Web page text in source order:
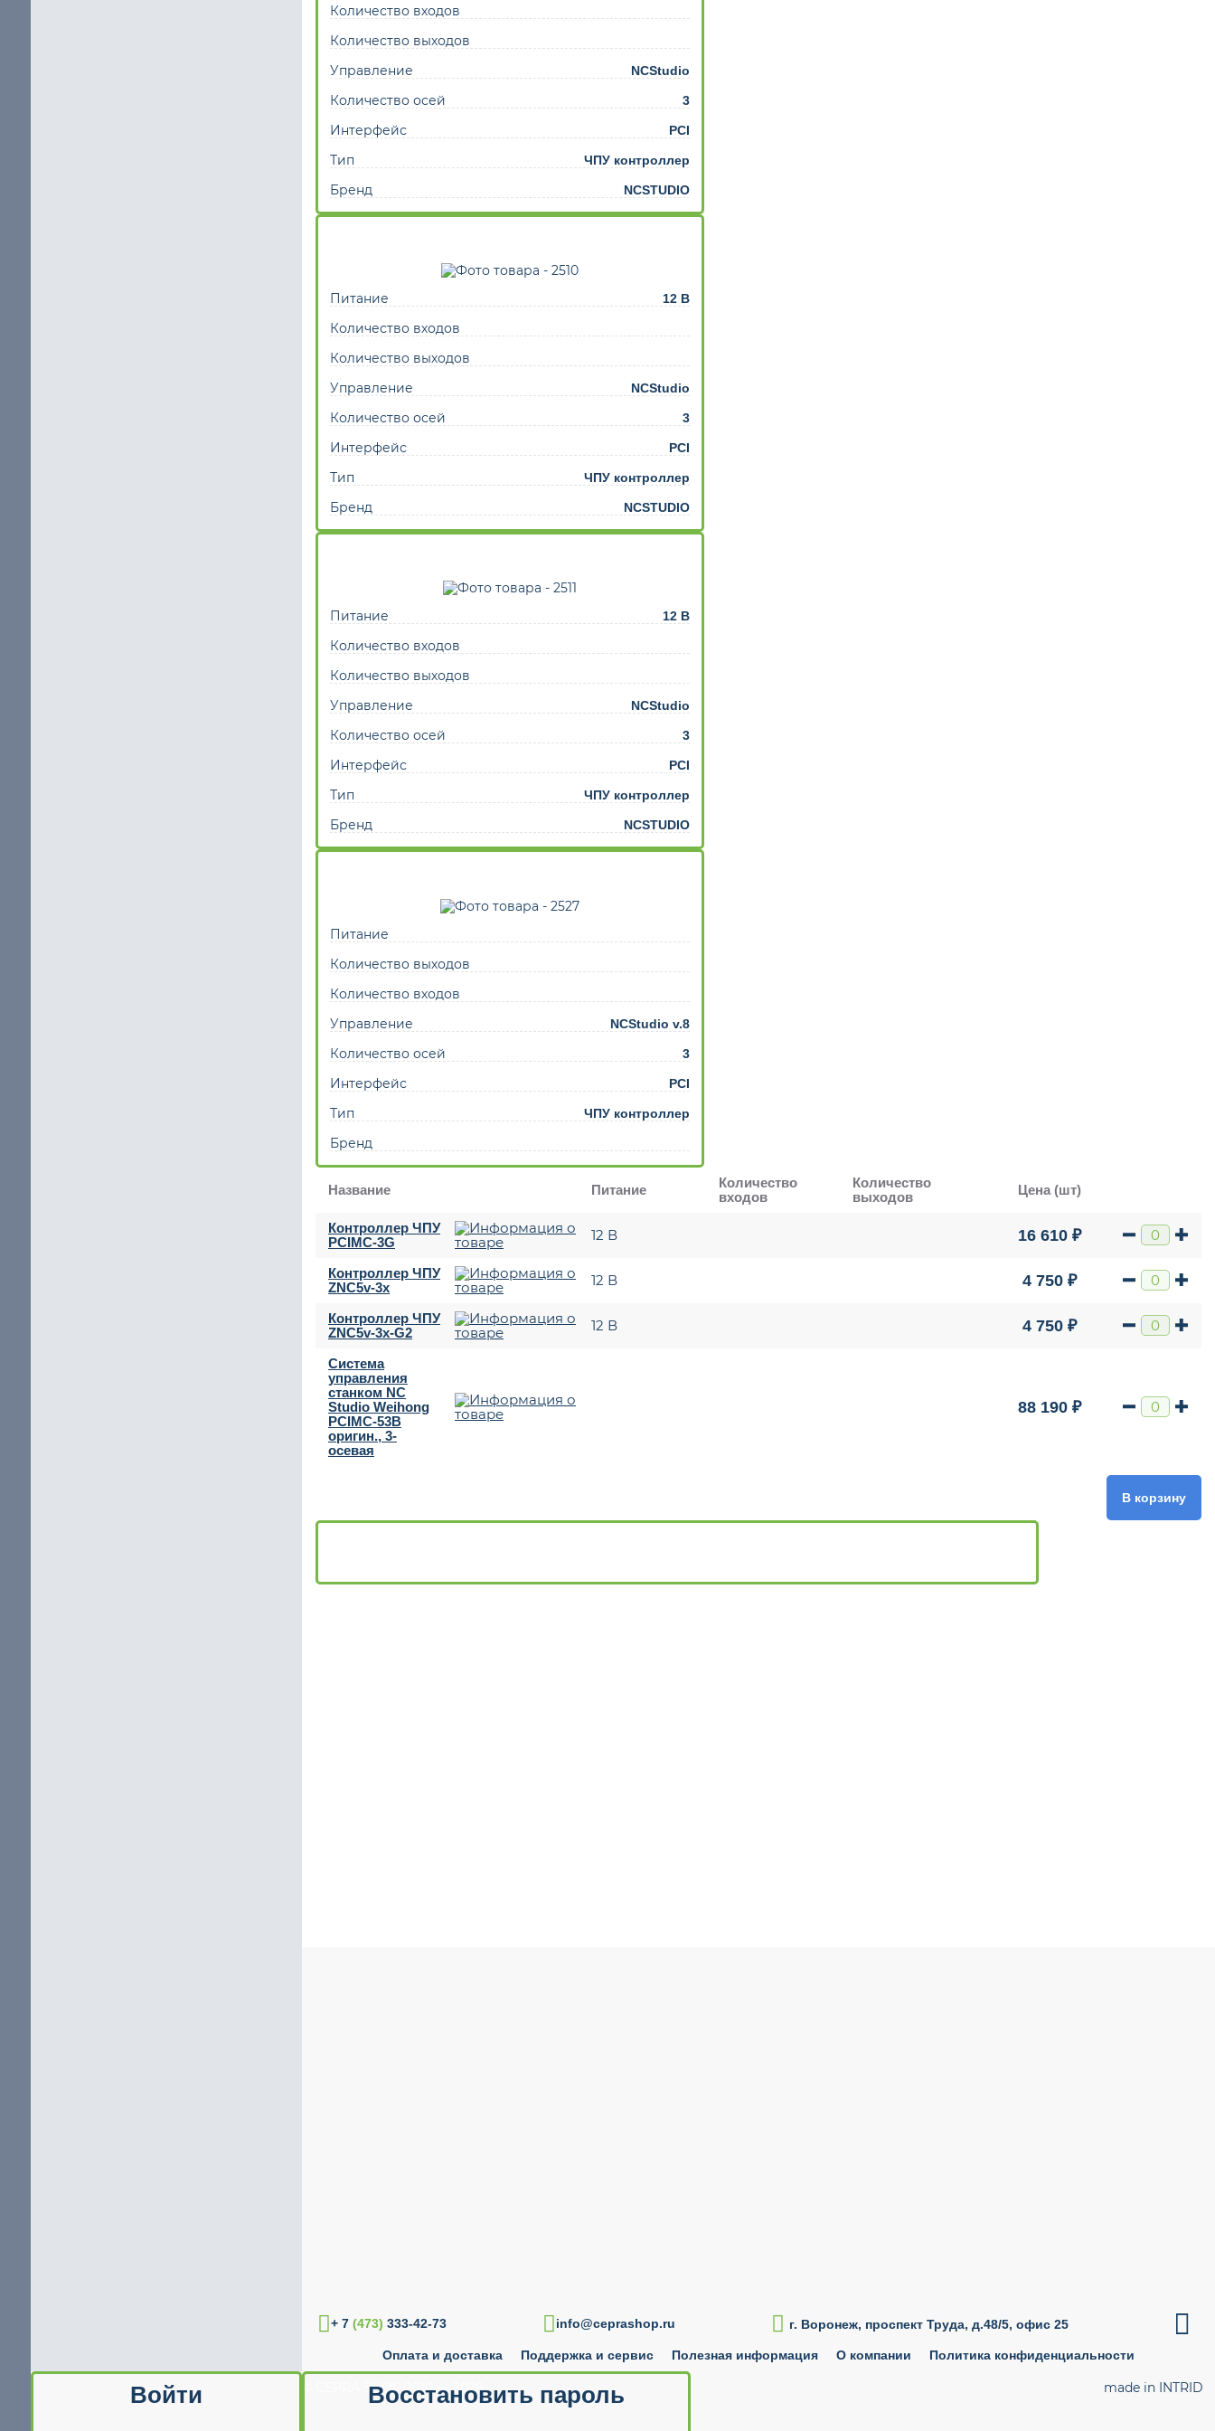
Шаговый двигатель с повышенным крутящим моментом
Количество входов
Количество выходов
Управление
NCStudio
Количество осей 3
Интерфейс PCI
Тип ЧПУ контроллер
Бренд NCSTUDIO
Питание 12 В
Количество входов
Количество выходов
Управление
NCStudio
Количество осей 3
Интерфейс PCI
Тип ЧПУ контроллер
Бренд NCSTUDIO
Питание 12 В
Количество входов
Количество выходов
Управление
NCStudio
Количество осей 3
Интерфейс PCI
Тип ЧПУ контроллер
Бренд NCSTUDIO
Питание
Количество выходов
Количество входов
Управление
NCStudio v.8
Количество осей 3
Интерфейс PCI
Тип ЧПУ контроллер
Бренд
Название Питание
Количество
входов
Количество
выходов
Цена (шт)
Контроллер ЧПУ
PCIMC-3G
12 В 16 610 ₽
Контроллер ЧПУ
ZNC5v-3x
12 В 4 750 ₽
Контроллер ЧПУ
ZNC5v-3x-G2
12 В 4 750 ₽
Система
управления
станком NC
Studio Weihong
PCIMC-53B
оригин., 3-
осевая
88 190 ₽
В корзину
+ 7 (473) 333-42-73 info@ceprashop.ru  г. Воронеж, проспект Труда, д.48/5, офис 25 
Оплата и доставка Поддержка и сервис Полезная информация О компании Политика конфиденциальности
© CEPRA SHOP 2010 — 2026 made in INTRID
Войти Восстановить пароль